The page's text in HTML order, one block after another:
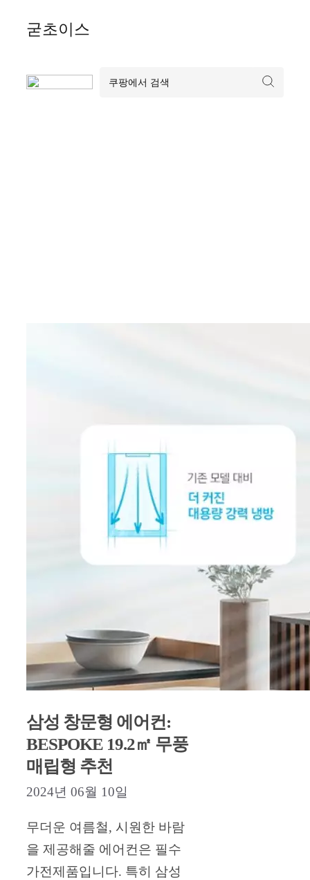
Skip굳초이스
삼성 창문형 에어컨:
BESPOKE 19.2㎡ 무풍
매립형 추천
2024년 06월 10일
무더운 여름철, 시원한 바람
을 제공해줄 에어컨은 필수
가전제품입니다. 특히 삼성